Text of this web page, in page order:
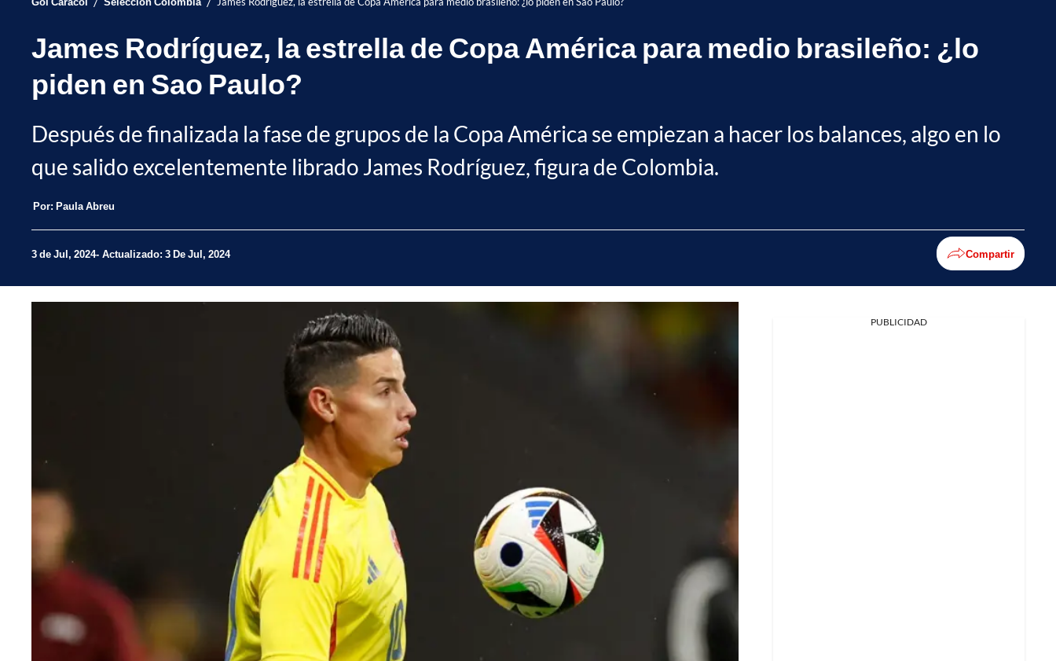
James Rodríguez, la estrella de Copa América para medio brasileño: ¿lo
piden en Sao Paulo?
Después de finalizada la fase de grupos de la Copa América se empiezan a hacer los balances, algo en lo
que salido excelentemente librado James Rodríguez, figura de Colombia.
Por: Paula Abreu
3 de Jul, 2024 Actualizado: 3 De Jul, 2024 Compartir
PUBLICIDAD